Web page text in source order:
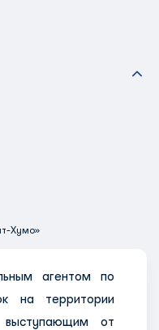
Хумо»
агентом по
на территории
выступающим от